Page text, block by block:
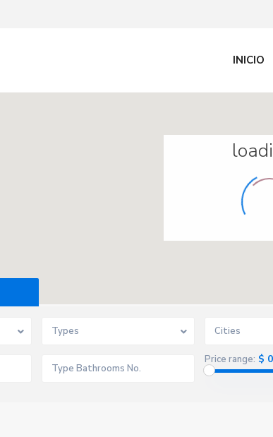
INICIO
Types Cities
Price range: $